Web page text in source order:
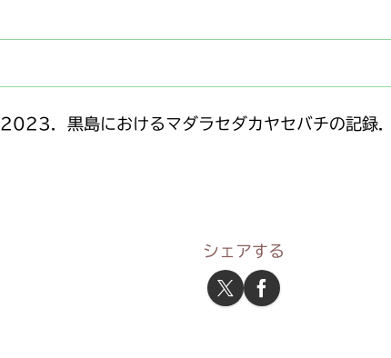
2023．黒島におけるマダラセダカヤセバチの記
シェアする